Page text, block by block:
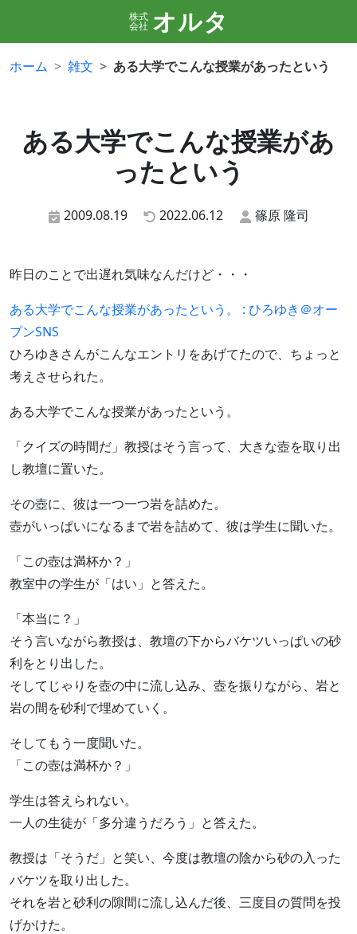
株式
会社 オルタ
ホーム 雑文 ある大学でこんな授業があったという
ある大学でこんな授業があ
ったという
2009.08.19 2022.06.12 篠原 隆司
昨日のことで出遅れ気味なんだけど・・・
ある大学でこんな授業があったという。 : ひろゆき＠オー
プンSNS
ひろゆきさんがこんなエントリをあげてたので、ちょっと
考えさせられた。
ある大学でこんな授業があったという。
「クイズの時間だ」教授はそう言って、大きな壺を取り出
し教壇に置いた。
その壺に、彼は一つ一つ岩を詰めた。
壺がいっぱいになるまで岩を詰めて、彼は学生に聞いた。
「この壺は満杯か？」
教室中の学生が「はい」と答えた。
「本当に？」
そう言いながら教授は、教壇の下からバケツいっぱいの砂
利をとり出した。
そしてじゃりを壺の中に流し込み、壺を振りながら、岩と
岩の間を砂利で埋めていく。
そしてもう一度聞いた。
「この壺は満杯か？」
学生は答えられない。
一人の生徒が「多分違うだろう」と答えた。
教授は「そうだ」と笑い、今度は教壇の陰から砂の入った
バケツを取り出した。
それを岩と砂利の隙間に流し込んだ後、三度目の質問を投
げかけた。